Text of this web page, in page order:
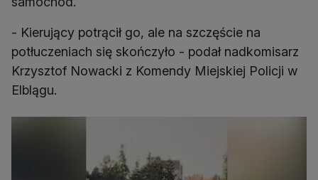
- Kierujący potrącił go, ale na szczęście na
potłuczeniach się skończyło - podał nadkomisarz
Krzysztof Nowacki z Komendy Miejskiej Policji w
Elblągu.